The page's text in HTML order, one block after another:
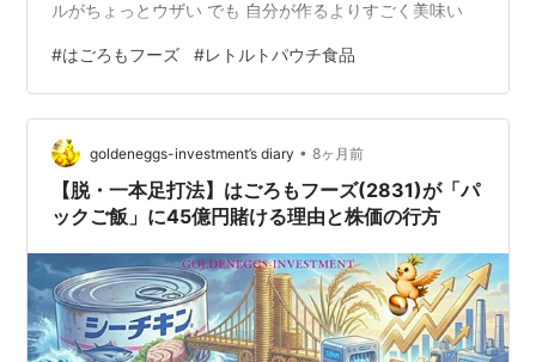
ルがちょっとウザい でも 自分が作るよりすごく美味い
#はごろもフーズ #レトルトパウチ食品
goldeneggs-investment’s diary • 8ヶ月前
【脱・一本足打法】はごろもフーズ(2831)が「パ
ックご飯」に45億円賭ける理由と株価の行方